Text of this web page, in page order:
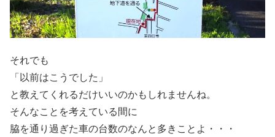
それでも
「以前はこうでした」
と教えてくれるだけいいのかもしれませんね。
そんなことを考えている間に
脇を通り過ぎた車の台数のなんと多きことよ・・・